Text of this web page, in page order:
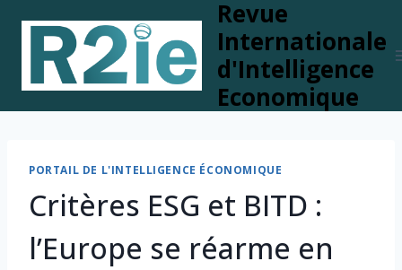
content
Revue
Internationale
d'Intelligence
Economique
PORTAIL DE L'INTELLIGENCE ÉCONOMIQUE
Critères ESG et BITD :
l’Europe se réarme en